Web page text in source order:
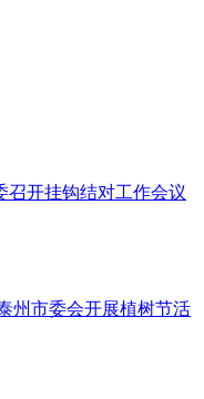
召开挂钩结对工作会议
州市委会开展植树节活